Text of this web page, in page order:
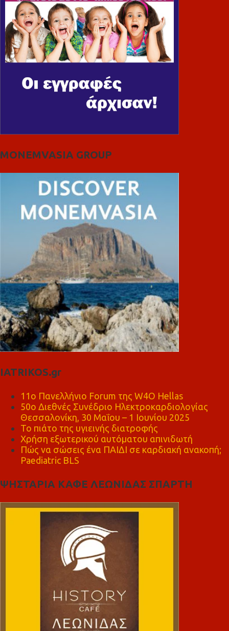
MONEMVASIA GROUP
IATRIKOS.gr
11ο Πανελλήνιο Forum της W4O Hellas
50ο Διεθνές Συνέδριο Ηλεκτροκαρδιολογίας
Θεσσαλονίκη, 30 Μαΐου – 1 Ιουνίου 2025
Το πιάτο της υγιεινής διατροφής
Χρήση εξωτερικού αυτόματου απινιδωτή
Πώς να σώσεις ένα ΠΑΙΔΙ σε καρδιακή ανακοπή;
Paediatric BLS
ΨΗΣΤΑΡΙΑ ΚΑΦΕ ΛΕΩΝΙΔΑΣ ΣΠΑΡΤΗ